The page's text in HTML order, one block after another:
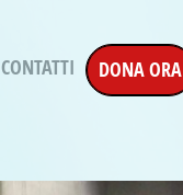
CONTATTI DONA ORA